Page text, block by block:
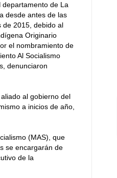
departamento de La
desde antes de las
de 2015, debido al
Originario
el nombramiento de
Al Socialismo
denunciaron
al gobierno del
a inicios de año,
(MAS), que
se encargarán de
de la